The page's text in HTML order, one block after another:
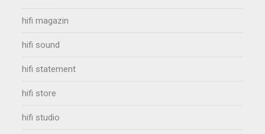
hifi magazin
hifi sound
hifi statement
hifi store
hifi studio